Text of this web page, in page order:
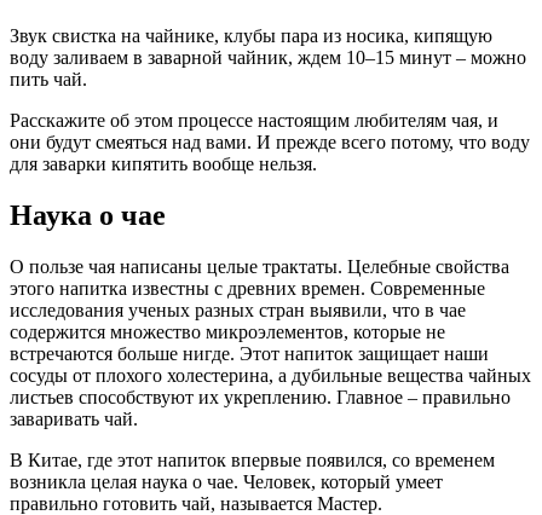
Звук свистка на чайнике, клубы пара из носика, кипящую
воду заливаем в заварной чайник, ждем 10–15 минут – можно
пить чай.
Расскажите об этом процессе настоящим любителям чая, и
они будут смеяться над вами. И прежде всего потому, что воду
для заварки кипятить вообще нельзя.
Наука о чае
О пользе чая написаны целые трактаты. Целебные свойства
этого напитка известны с древних времен. Современные
исследования ученых разных стран выявили, что в чае
содержится множество микроэлементов, которые не
встречаются больше нигде. Этот напиток защищает наши
сосуды от плохого холестерина, а дубильные вещества чайных
листьев способствуют их укреплению. Главное – правильно
заваривать чай.
В Китае, где этот напиток впервые появился, со временем
возникла целая наука о чае. Человек, который умеет
правильно готовить чай, называется Мастер.